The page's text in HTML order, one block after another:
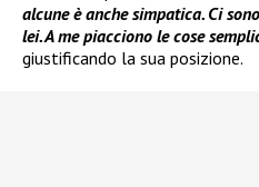
alcune è anche simpatica. Ci
lei. A me piacciono le cose
giustificando la sua posizione.